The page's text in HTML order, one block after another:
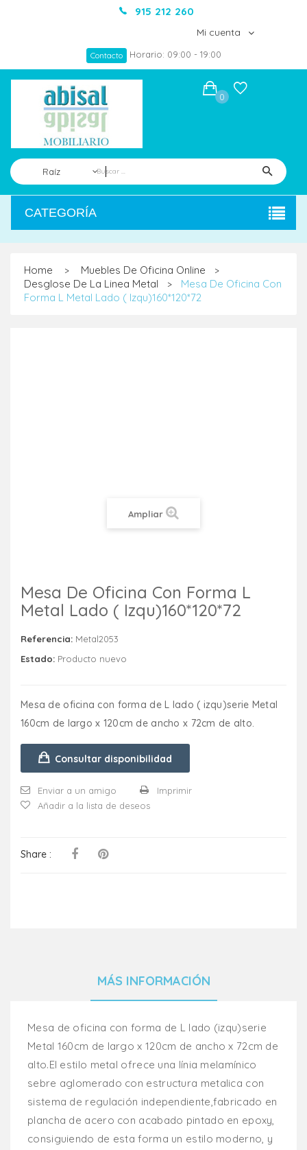
915 212 260
Mi cuenta
Contacto Horario: 09:00 - 19:00
Raíz
0
CATEGORÍA
Home > Muebles De Oficina Online >
Desglose De La Linea Metal >
Mesa De Oficina Con
Forma L Metal Lado ( Izqu)160*120*72
Ampliar
Mesa De Oficina Con Forma L
Metal Lado ( Izqu)160*120*72
Referencia: Metal2053
Estado: Producto nuevo
Mesa de oficina con forma de L lado ( izqu)serie Metal
160cm de largo x 120cm de ancho x 72cm de alto.
Consultar disponibilidad
Enviar a un amigo
Imprimir
Añadir a la lista de deseos
Share :
MÁS INFORMACIÓN
Mesa de oficina con forma de L lado (izqu)serie
Metal 160cm de largo x 120cm de ancho x 72cm de
alto.El estilo metal ofrece una línia melamínico
sebre aglomerado con estructura metalica con
sistema de regulación independiente,fabricado en
plancha de acero con acabado pintado en epoxy,
consiguiendo de esta forma un estilo moderno, y